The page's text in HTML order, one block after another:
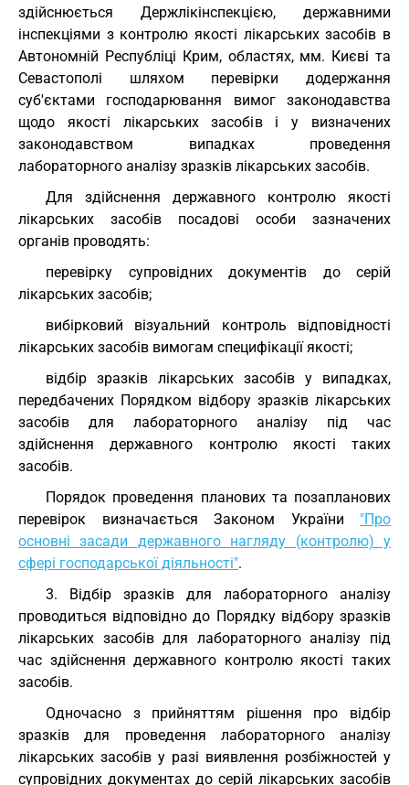
здійснюється Держлікінспекцією, державними
інспекціями з контролю якості лікарських засобів в
Автономній Республіці Крим, областях, мм. Києві та
Севастополі шляхом перевірки додержання
суб'єктами господарювання вимог законодавства
щодо якості лікарських засобів і у визначених
законодавством випадках проведення
лабораторного аналізу зразків лікарських засобів.
Для здійснення державного контролю якості
лікарських засобів посадові особи зазначених
органів проводять:
перевірку супровідних документів до серій
лікарських засобів;
вибірковий візуальний контроль відповідності
лікарських засобів вимогам специфікації якості;
відбір зразків лікарських засобів у випадках,
передбачених Порядком відбору зразків лікарських
засобів для лабораторного аналізу під час
здійснення державного контролю якості таких
засобів.
Порядок проведення планових та позапланових
перевірок визначається Законом України "Про
основні засади державного нагляду (контролю) у
сфері господарської діяльності".
3. Відбір зразків для лабораторного аналізу
проводиться відповідно до Порядку відбору зразків
лікарських засобів для лабораторного аналізу під
час здійснення державного контролю якості таких
засобів.
Одночасно з прийняттям рішення про відбір
зразків для проведення лабораторного аналізу
лікарських засобів у разі виявлення розбіжностей у
супровідних документах до серій лікарських засобів